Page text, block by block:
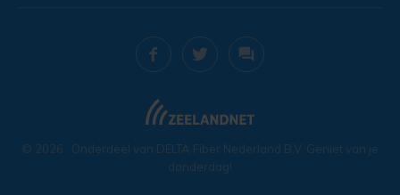
© 2026 . Onderdeel van DELTA Fiber Nederland B.V. Geniet van je
donderdag!